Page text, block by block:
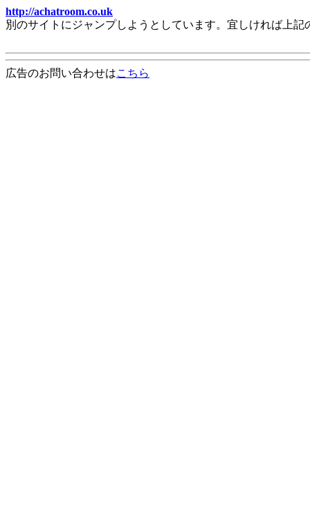
http://achatroom.co.uk
別のサイトにジャンプしようとしています。宜しければ上
広告のお問い合わせはこちら